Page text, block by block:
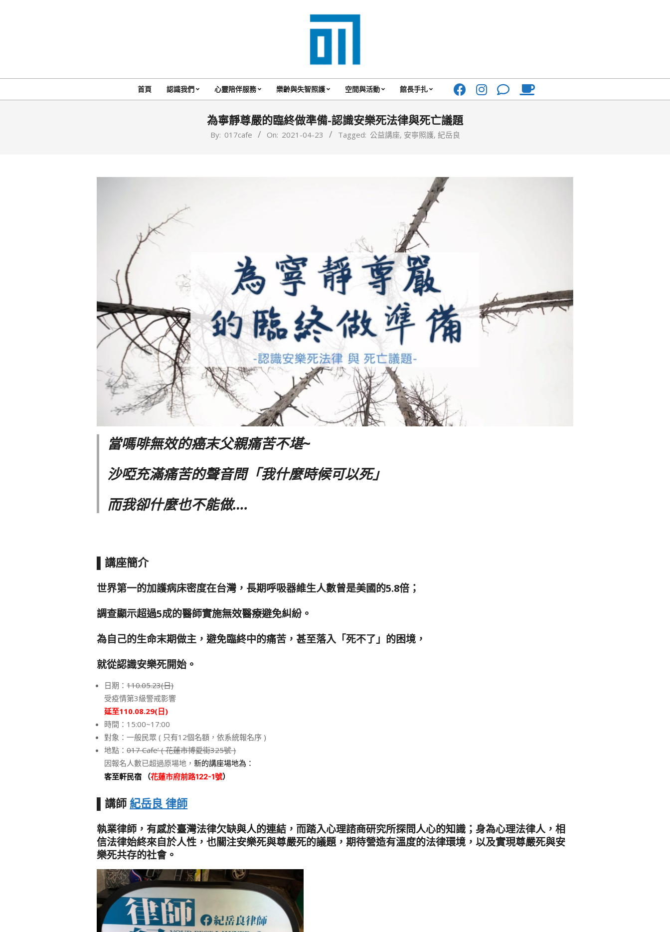
017
Cafe'
與
你
一
Primary
Menu
首頁 認識我們 心靈陪伴服務 樂齡與失智照護 空間與活動 館長手扎
為寧靜尊嚴的臨終做準備-認識安樂死法律與死亡議題
By: 017cafe On: 2021-04-23 Tagged: 公益講座, 安寧照護, 紀岳良
當嗎啡無效的癌末父親痛苦不堪~
沙啞充滿痛苦的聲音問「我什麼時候可以死」
而我卻什麼也不能做….
▌講座簡介
世界第一的加護病床密度在台灣，長期呼吸器維生人數曾是美國的5.8倍；
調查顯示超過5成的醫師實施無效醫療避免糾紛。
為自己的生命末期做主，避免臨終中的痛苦，甚至落入「死不了」的困境，
就從認識安樂死開始。
日期：110.05.23(日)
受疫情第3級警戒影響
延至110.08.29(日)
時間：15:00~17:00
對象：一般民眾 ( 只有12個名額，依系統報名序 )
地點：017 Cafe’ ( 花蓮市博愛街325號 )
因報名人數已超過原場地，新的講座場地為：
客至軒民宿 （花蓮市府前路122-1號）
▌講師 紀岳良 律師
執業律師，有感於臺灣法律欠缺與人的連結，而踏入心理諮商研究所探問人心的知識；身為心理法律人，相
信法律始終來自於人性，也關注安樂死與尊嚴死的議題，期待營造有溫度的法律環境，以及實現尊嚴死與安
樂死共存的社會。